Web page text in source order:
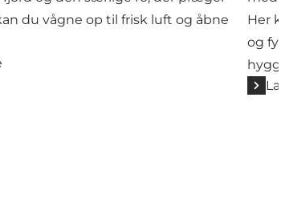
du vågne op til frisk luft og åbne
Her
og